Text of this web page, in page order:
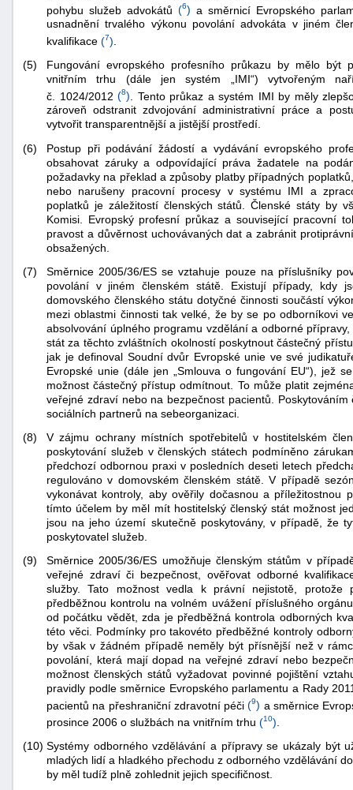
pohybu služeb advokátů (6) a směrnicí Evropského
usnadnění trvalého výkonu povolání advokáta v jiném
kvalifikace (7)
(5)
Fungování evropského profesního průkazu by mělo být
vnitřním trhu (dále jen systém „IMI“) vytvořeným
č. 1024/2012 (8) . Tento průkaz a systém IMI by měly
zároveň odstranit zdvojování administrativní práce a
vytvořit transparentnější a jistější prostředí.
(6)
Postup při podávání žádostí a vydávání evropského
obsahovat záruky a odpovídající práva žadatele na
požadavky na překlad a způsoby platby případných
nebo narušeny pracovní procesy v systému IMI a
poplatků je záležitostí členských států. Členské státy by
Komisi. Evropský profesní průkaz a související pracovní
pravost a důvěrnost uchovávaných dat a zabránit
obsažených.
(7)
Směrnice 2005/36/ES se vztahuje pouze na příslušníky
povolání v jiném členském státě. Existují případy, kdy
domovského členského státu dotyčné činnosti součástí
mezi oblastmi činnosti tak velké, že by se po odborníkovi
absolvování úplného programu vzdělání a odborné
stát za těchto zvláštních okolností poskytnout částečný
jak je definoval Soudní dvůr Evropské unie ve své
Evropské unie (dále jen „Smlouva o fungování EU“), jež
možnost částečný přístup odmítnout. To může platit
veřejné zdraví nebo na bezpečnost pacientů.
sociálních partnerů na sebeorganizaci.
(8)
V zájmu ochrany místních spotřebitelů v hostitelském
poskytování služeb v členských státech podmíněno
předchozí odbornou praxi v posledních deseti letech
regulováno v domovském členském státě. V případě
vykonávat kontroly, aby ověřily dočasnou a příležitostnou
tímto účelem by měl mít hostitelský členský stát možnost
jsou na jeho území skutečně poskytovány, v případě, že
poskytovatel služeb.
(9)
Směrnice 2005/36/ES umožňuje členským státům v
veřejné zdraví či bezpečnost, ověřovat odborné
služby. Tato možnost vedla k právní nejistotě, protože
předběžnou kontrolu na volném uvážení příslušného
od počátku vědět, zda je předběžná kontrola odborných
této věci. Podmínky pro takovéto předběžné kontroly
by však v žádném případě neměly být přísnější než v
povolání, která mají dopad na veřejné zdraví nebo
možnost členských států vyžadovat povinné pojištění
pravidly podle směrnice Evropského parlamentu a Rady
pacientů na přeshraniční zdravotní péči (9) a směrnice
prosince 2006 o službách na vnitřním trhu (10)
(10) Systémy odborného vzdělávání a přípravy se ukázaly být
mladých lidí a hladkého přechodu z odborného vzdělávání
by měl tudíž plně zohlednit jejich specifičnost.
"náhradě
škod"